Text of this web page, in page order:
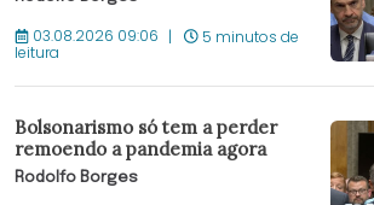
03.08.2026 09:06 5 minutos de
leitura
Bolsonarismo só tem a perder
remoendo a pandemia agora
Rodolfo Borges